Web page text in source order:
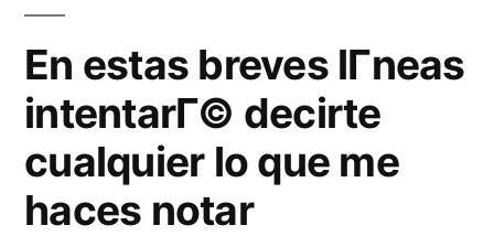
En estas breves lГ­neas
intentarГ© decirte
cualquier lo que me
haces notar